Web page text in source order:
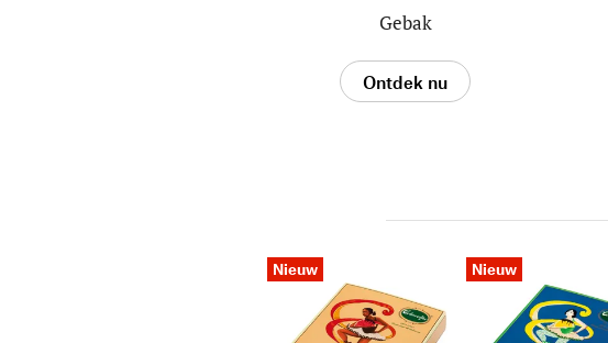
Gebak
Ontdek nu
Nieuw Nieuw